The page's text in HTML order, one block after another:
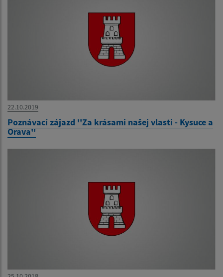
22.10.2019
Poznávací zájazd ''Za krásami našej vlasti - Kysuce a
Orava''